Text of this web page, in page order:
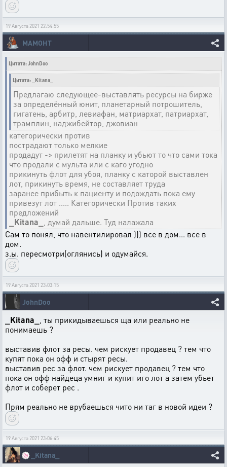
19 Августа 2021 22:54:55
МАМОНТ
Цитата: JohnDoo
Цитата: _Kitana_
Предлагаю следующее-выставлять ресурсы на бирже
за определённый юнит, планетарный потрошитель,
гигатень, арбитр, левиафан, матриархат, патриархат,
трамплин, наджибейтор, джовиан
категорически против
пострадают только мелкие
продадут -> прилетят на планку и убьют то что сами тока
что продали с мульта или с каго угодно
прикинуть флот для убоя, планку с каторой выставлен
лот, прикинуть время, не составляет труда
заранее прибыть к пациенту и подождать пока ему
привезут лот ..... Категорически Против таких
предложений
_Kitana_
, думай дальше. Туд налажала
Сам то понял, что навентилировал ))) все в дом... все в
дом.
з.ы. пересмотри(оглянись) и одумайся.
19 Августа 2021 23:03:15
JohnDoo
_Kitana_
, ты прикидываешься ща или реально не
понимаешь ?
выставив флот за ресы. чем рискует продавец ? тем что
купят пока он офф и стырят ресы.
выставив рес за флот. чем рискует продавец ? тем что
пока он офф найдеца умниг и купит иго лот а затем убьет
флот и соберет рес .
Прям реально не врубаешься чито ни таг в новой идеи ?
19 Августа 2021 23:06:45
🍥 _Kitana_